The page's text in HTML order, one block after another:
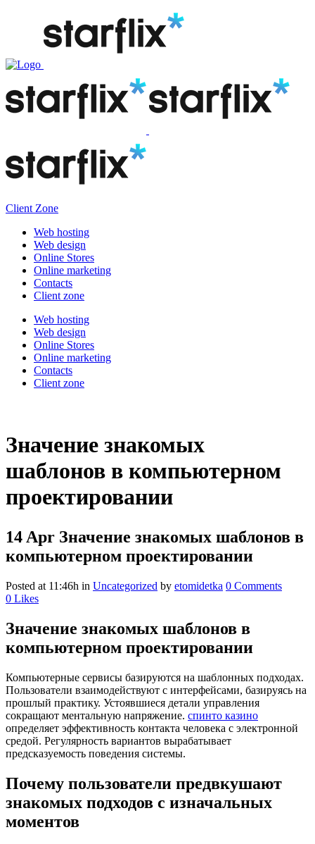
Client Zone
Web hosting
Web design
Online Stores
Online marketing
Contacts
Client zone
Web hosting
Web design
Online Stores
Online marketing
Contacts
Client zone
Значение знакомых
шаблонов в компьютерном
проектировании
14 Apr Значение знакомых шаблонов в
компьютерном проектировании
Posted at 11:46h in Uncategorized by etomidetka 0 Comments
0 Likes
Значение знакомых шаблонов в
компьютерном проектировании
Компьютерные сервисы базируются на шаблонных подходах.
Пользователи взаимодействуют с интерфейсами, базируясь на
прошлый практику. Устоявшиеся детали управления
сокращают ментальную напряжение. спинто казино
определяет эффективность контакта человека с электронной
средой. Регулярность вариантов вырабатывает
предсказуемость поведения системы.
Почему пользователи предвкушают
знакомых подходов с изначальных
моментов